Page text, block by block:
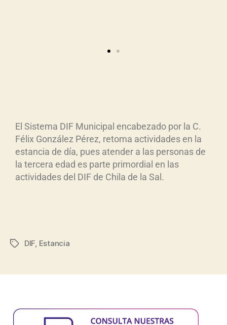
El Sistema DIF Municipal encabezado por la C.
Félix González Pérez, retoma actividades en la
estancia de día, pues atender a las personas de
la tercera edad es parte primordial en las
actividades del DIF de Chila de la Sal.
DIF, Estancia